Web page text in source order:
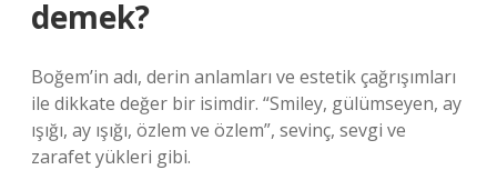
demek?
Boğem’in adı, derin anlamları ve estetik çağrışımları
ile dikkate değer bir isimdir. “Smiley, gülümseyen, ay
ışığı, ay ışığı, özlem ve özlem”, sevinç, sevgi ve
zarafet yükleri gibi.